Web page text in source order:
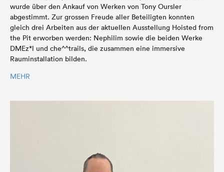
wurde über den Ankauf von Werken von Tony Oursler
abgestimmt. Zur grossen Freude aller Beteiligten konnten
gleich drei Arbeiten aus der aktuellen Ausstellung Hoisted from
the Pit erworben werden: Nephilim sowie die beiden Werke
DMEz*l und che^^trails, die zusammen eine immersive
Rauminstallation bilden.
MEHR